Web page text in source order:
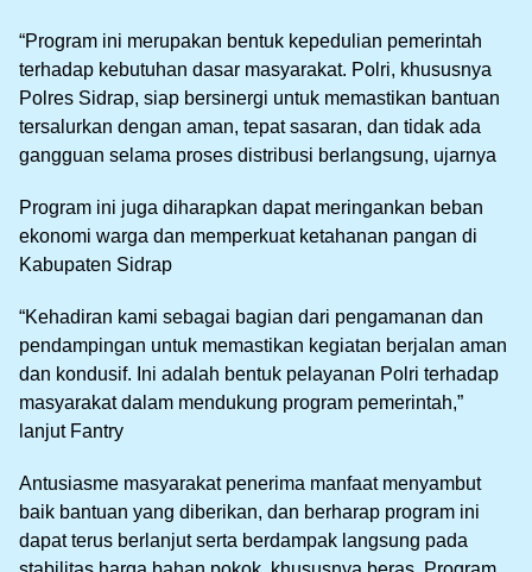
“Program ini merupakan bentuk kepedulian pemerintah
terhadap kebutuhan dasar masyarakat. Polri, khususnya
Polres Sidrap, siap bersinergi untuk memastikan bantuan
tersalurkan dengan aman, tepat sasaran, dan tidak ada
gangguan selama proses distribusi berlangsung, ujarnya
Program ini juga diharapkan dapat meringankan beban
ekonomi warga dan memperkuat ketahanan pangan di
Kabupaten Sidrap
“Kehadiran kami sebagai bagian dari pengamanan dan
pendampingan untuk memastikan kegiatan berjalan aman
dan kondusif. Ini adalah bentuk pelayanan Polri terhadap
masyarakat dalam mendukung program pemerintah,”
lanjut Fantry
Antusiasme masyarakat penerima manfaat menyambut
baik bantuan yang diberikan, dan berharap program ini
dapat terus berlanjut serta berdampak langsung pada